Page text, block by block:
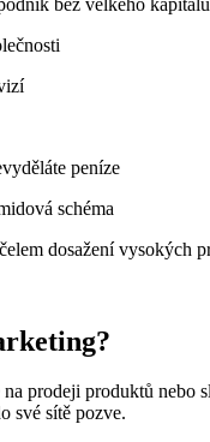
peníze
schéma
dosažení ‌vysokých
prodeji produktů nebo​
své ⁤sítě pozve.